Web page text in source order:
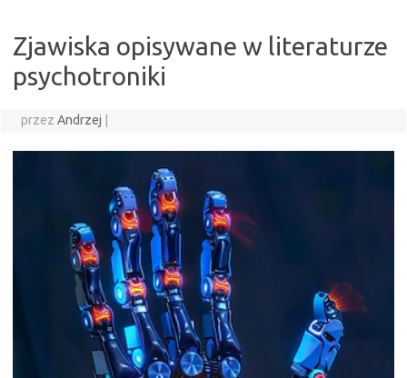
Zjawiska opisywane w literaturze
psychotroniki
przez Andrzej